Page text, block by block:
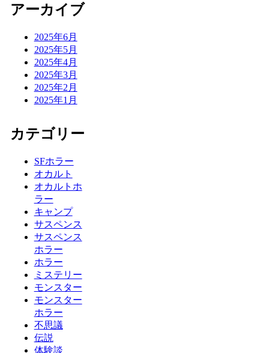
アーカイブ
2025年6月
2025年5月
2025年4月
2025年3月
2025年2月
2025年1月
カテゴリー
SFホラー
オカルト
オカルトホ
ラー
キャンプ
サスペンス
サスペンス
ホラー
ホラー
ミステリー
モンスター
モンスター
ホラー
不思議
伝説
体験談